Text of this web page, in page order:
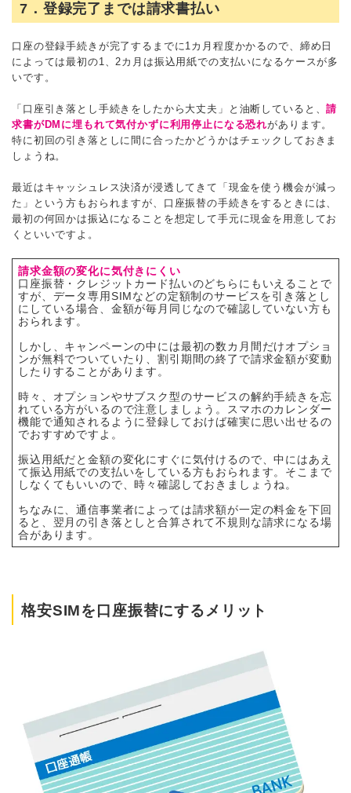
7．登録完了までは請求書払い
口座の登録手続きが完了するまでに1カ月程度かかるので、締め日
によっては最初の1、2カ月は振込用紙での支払いになるケースが多
いです。
「口座引き落とし手続きをしたから大丈夫」と油断していると、請
求書がDMに埋もれて気付かずに利用停止になる恐れがあります。
特に初回の引き落としに間に合ったかどうかはチェックしておきま
しょうね。
最近はキャッシュレス決済が浸透してきて「現金を使う機会が減っ
た」という方もおられますが、口座振替の手続きをするときには、
最初の何回かは振込になることを想定して手元に現金を用意してお
くといいですよ。
請求金額の変化に気付きにくい
口座振替・クレジットカード払いのどちらにもいえることで
すが、データ専用SIMなどの定額制のサービスを引き落とし
にしている場合、金額が毎月同じなので確認していない方も
おられます。
しかし、キャンペーンの中には最初の数カ月間だけオプショ
ンが無料でついていたり、割引期間の終了で請求金額が変動
したりすることがあります。
時々、オプションやサブスク型のサービスの解約手続きを忘
れている方がいるので注意しましょう。スマホのカレンダー
機能で通知されるように登録しておけば確実に思い出せるの
でおすすめですよ。
振込用紙だと金額の変化にすぐに気付けるので、中にはあえ
て振込用紙での支払いをしている方もおられます。そこまで
しなくてもいいので、時々確認しておきましょうね。
ちなみに、通信事業者によっては請求額が一定の料金を下回
ると、翌月の引き落としと合算されて不規則な請求になる場
合があります。
格安SIMを口座振替にするメリット